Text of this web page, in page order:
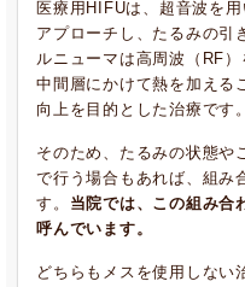
医療用HIFUは、超音波を
アプローチし、たるみの引
ルニューマは高周波（RF
中間層にかけて熱を加える
向上を目的とした治療です。
そのため、たるみの状態や
で行う場合もあれば、組み
す。
当院では、この組み合
呼んでいます。
どちらもメスを使用しない